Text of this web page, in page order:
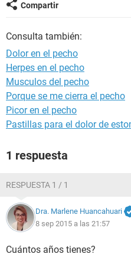
Compartir
Consulta también:
Dolor en el pecho
Herpes en el pecho
Musculos del pecho
Porque se me cierra el pecho
Picor en el pecho
Pastillas para el dolor de
1 respuesta
RESPUESTA 1 / 1
Dra. Marlene Huancahuari
8 sep 2015 a las 21:57
Cuántos años tienes?